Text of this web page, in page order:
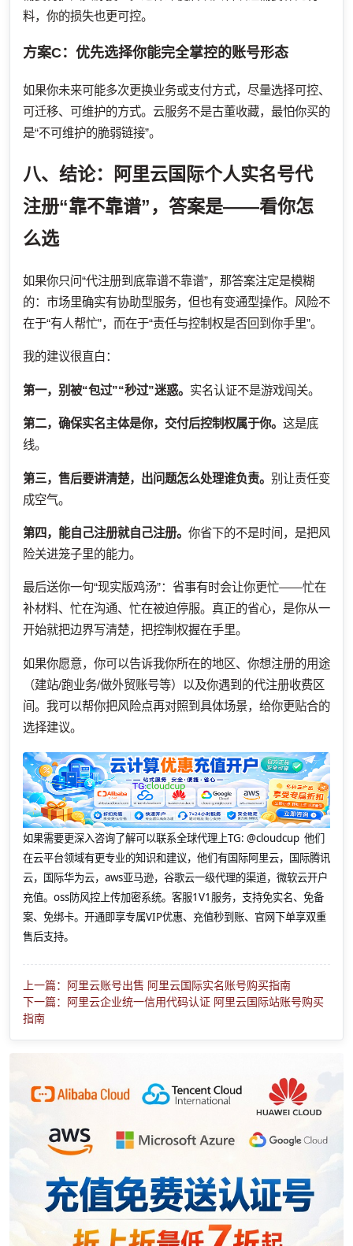
料，你的损失也更可控。
方案C：优先选择你能完全掌控的账号形态
如果你未来可能多次更换业务或支付方式，尽量选择可控、
可迁移、可维护的方式。云服务不是古董收藏，最怕你买的
是“不可维护的脆弱链接”。
八、结论：阿里云国际个人实名号代
注册“靠不靠谱”，答案是——看你怎
么选
如果你只问“代注册到底靠谱不靠谱”，那答案注定是模糊
的：市场里确实有协助型服务，但也有变通型操作。风险不
在于“有人帮忙”，而在于“责任与控制权是否回到你手里”。
我的建议很直白：
第一，别被“包过”“秒过”迷惑。 实名认证不是游戏闯关。
第二，确保实名主体是你，交付后控制权属于你。 这是底
线。
第三，售后要讲清楚，出问题怎么处理谁负责。 别让责任变
成空气。
第四，能自己注册就自己注册。 你省下的不是时间，是把风
险关进笼子里的能力。
最后送你一句“现实版鸡汤”：省事有时会让你更忙——忙在
补材料、忙在沟通、忙在被迫停服。真正的省心，是你从一
开始就把边界写清楚，把控制权握在手里。
如果你愿意，你可以告诉我你所在的地区、你想注册的用途
（建站/跑业务/做外贸账号等）以及你遇到的代注册收费区
间。我可以帮你把风险点再对照到具体场景，给你更贴合的
选择建议。
如果需要更深入咨询了解可以联系全球代理上TG: @cloudcup 他们
在云平台领域有更专业的知识和建议，他们有国际阿里云，国际腾讯
云，国际华为云，aws亚马逊，谷歌云一级代理的渠道，微软云开户
充值。oss防风控上传加密系统。客服1V1服务，支持免实名、免备
案、免绑卡。开通即享专属VIP优惠、充值秒到账、官网下单享双重
售后支持。
上一篇：阿里云账号出售 阿里云国际实名账号购买指南
下一篇：阿里云企业统一信用代码认证 阿里云国际站账号购买
指南